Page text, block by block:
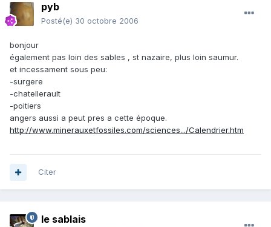
pyb
Posté(e) 30 octobre 2006
bonjour
également pas loin des sables , st nazaire, plus loin saumur.
et incessament sous peu:
-surgere
-chatellerault
-poitiers
angers aussi a peut pres a cette époque.
http://www.minerauxetfossiles.com/sciences.../Calendrier.htm
Citer
le sablais